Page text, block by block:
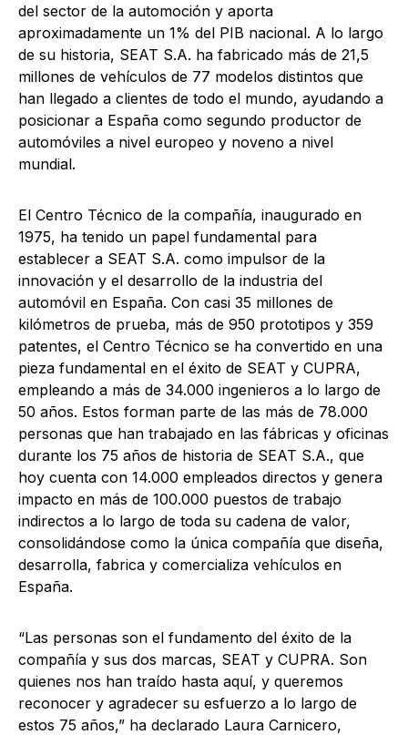
del sector de la automoción y aporta
aproximadamente un 1% del PIB nacional. A lo largo
de su historia, SEAT S.A. ha fabricado más de 21,5
millones de vehículos de 77 modelos distintos que
han llegado a clientes de todo el mundo, ayudando a
posicionar a España como segundo productor de
automóviles a nivel europeo y noveno a nivel
mundial.
El Centro Técnico de la compañía, inaugurado en
1975, ha tenido un papel fundamental para
establecer a SEAT S.A. como impulsor de la
innovación y el desarrollo de la industria del
automóvil en España. Con casi 35 millones de
kilómetros de prueba, más de 950 prototipos y 359
patentes, el Centro Técnico se ha convertido en una
pieza fundamental en el éxito de SEAT y CUPRA,
empleando a más de 34.000 ingenieros a lo largo de
50 años. Estos forman parte de las más de 78.000
personas que han trabajado en las fábricas y oficinas
durante los 75 años de historia de SEAT S.A., que
hoy cuenta con 14.000 empleados directos y genera
impacto en más de 100.000 puestos de trabajo
indirectos a lo largo de toda su cadena de valor,
consolidándose como la única compañía que diseña,
desarrolla, fabrica y comercializa vehículos en
España.
“Las personas son el fundamento del éxito de la
compañía y sus dos marcas, SEAT y CUPRA. Son
quienes nos han traído hasta aquí, y queremos
reconocer y agradecer su esfuerzo a lo largo de
estos 75 años,” ha declarado Laura Carnicero,